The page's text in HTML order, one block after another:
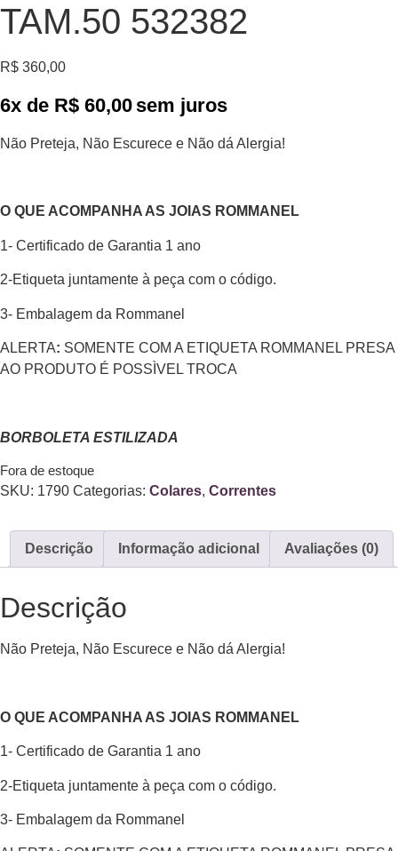
TAM.50 532382
R$ 360,00
6x de R$ 60,00 sem juros
Não Preteja, Não Escurece e Não dá Alergia!
O QUE ACOMPANHA AS JOIAS ROMMANEL
1- Certificado de Garantia 1 ano
2-Etiqueta juntamente à peça com o código.
3- Embalagem da Rommanel
ALERTA: SOMENTE COM A ETIQUETA ROMMANEL PRESA
AO PRODUTO É POSSÌVEL TROCA
BORBOLETA ESTILIZADA
Fora de estoque
SKU: 1790 Categorias: Colares, Correntes
Descrição Informação adicional Avaliações (0)
Descrição
Não Preteja, Não Escurece e Não dá Alergia!
O QUE ACOMPANHA AS JOIAS ROMMANEL
1- Certificado de Garantia 1 ano
2-Etiqueta juntamente à peça com o código.
3- Embalagem da Rommanel